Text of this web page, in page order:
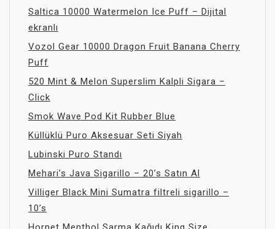
Saltica 10000 Watermelon Ice Puff – Dijital
ekranlı
Vozol Gear 10000 Dragon Fruit Banana Cherry
Puff
520 Mint & Melon Superslim Kalpli Sigara –
Click
Smok Wave Pod Kit Rubber Blue
Küllüklü Puro Aksesuar Seti Siyah
Lubinski Puro Standı
Mehari’s Java Sigarillo – 20’s Satın Al
Villiger Black Mini Sumatra filtreli sigarillo –
10’s